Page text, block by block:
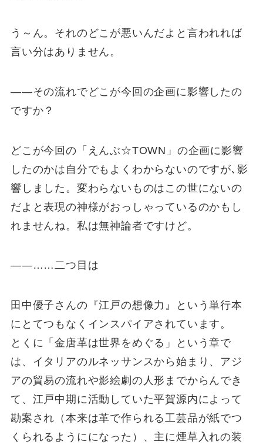
う～ん。それのどこが悪いんだよと言われれば
言い分はありません。
――その流れでどこが今回の企画に影響したの
ですか？
どこが今回の「えんぶ☆TOWN」の企画に影響
したのかは自分でもよくわからないのですが､影
響しました。変わらないものはこの世にないの
だよと表現の神様がおっしゃっているのかもし
れませんね。私は無神論者ですけど。
――……二つ目は
田中優子さんの『江戸の想像力』という単行本
にとてつもなくインスパイアされています。
とくに「金唐革は世界をめぐる」という章で
は、イタリアのルネッサンスから始まり、アジ
アの貿易の流れや影絵劇の人形までからんでき
て、江戸中期に活動していた平賀源内によって
勘案され（本来は革で作られる工芸品が紙でつ
くられるようにになった）、主に煙草入れの装